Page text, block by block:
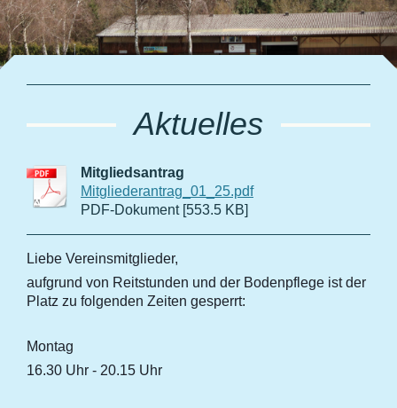
Aktuelles
Mitgliedsantrag
Mitgliederantrag_01_25.pdf
PDF-Dokument [553.5 KB]
Liebe Vereinsmitglieder,
aufgrund von Reitstunden und der Bodenpflege ist der
Platz zu folgenden Zeiten gesperrt:
Montag
16.30 Uhr - 20.15 Uhr